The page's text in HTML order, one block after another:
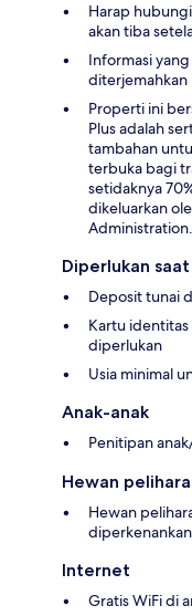
Harap
akan tiba
Informasi
diterjemahkan
Properti ini
Plus adalah
tambahan
terbuka bagi
setidaknya
dikeluarkan
Administration.
Diperlukan
Deposit tunai
Kartu
diperlukan
Usia minimal
Anak-anak
Penitipan
Hewan
Hewan
diperkenankan
Internet
Gratis WiFi di